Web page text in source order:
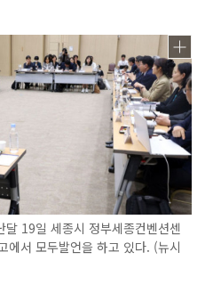
19일 세종시 정부세종컨벤션센
에서 모두발언을 하고 있다. (뉴시